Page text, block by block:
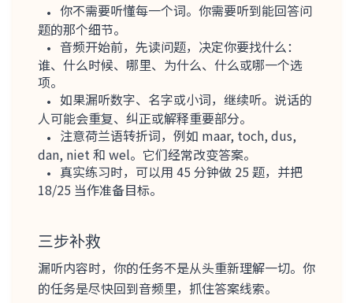
你不需要听懂每一个词。你需要听到能回答问
题的那个细节。
音频开始前，先读问题，决定你要找什么：
谁、什么时候、哪里、为什么、什么或哪一个选
项。
如果漏听数字、名字或小词，继续听。说话的
人可能会重复、纠正或解释重要部分。
注意荷兰语转折词，例如 maar, toch, dus,
dan, niet 和 wel。它们经常改变答案。
真实练习时，可以用 45 分钟做 25 题，并把
18/25 当作准备目标。
三步补救
漏听内容时，你的任务不是从头重新理解一切。你
的任务是尽快回到音频里，抓住答案线索。